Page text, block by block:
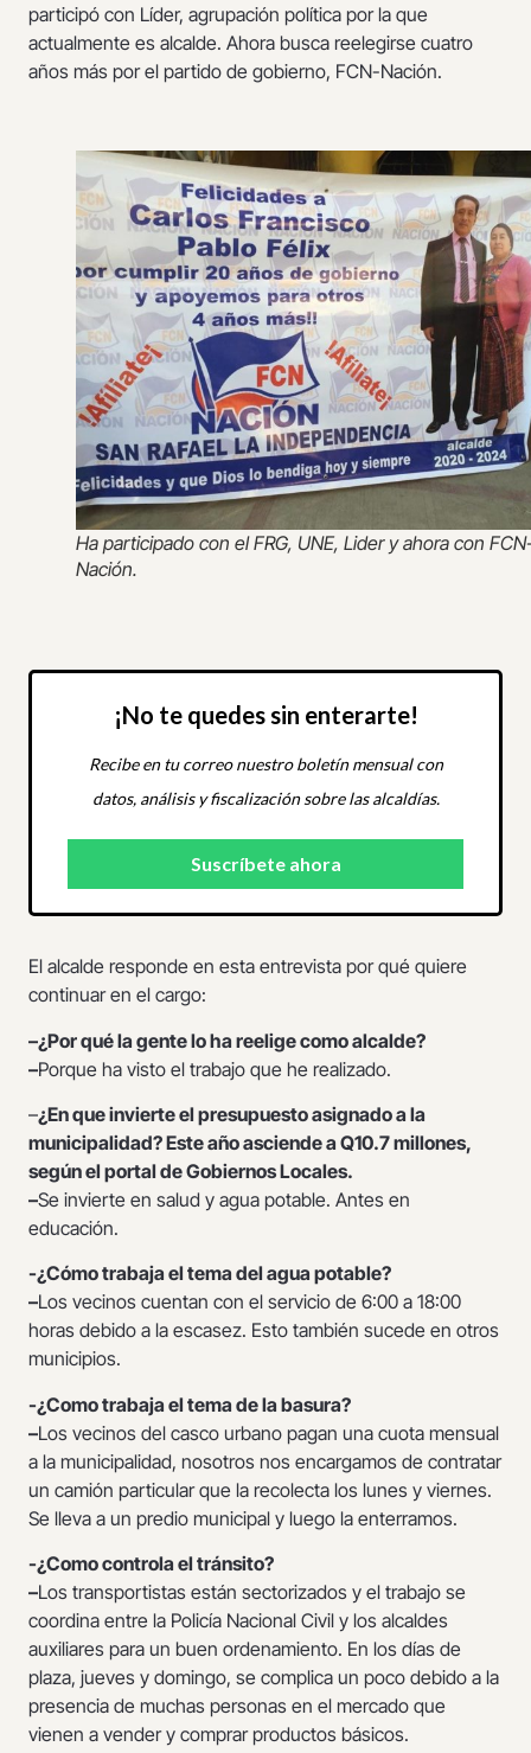
participó con Líder, agrupación política por la que
actualmente es alcalde. Ahora busca reelegirse cuatro
años más por el partido de gobierno, FCN-Nación.
Ha participado con el FRG, UNE, Lider y ahora con
Nación.
¡No te quedes sin enterarte!
Recibe en tu correo nuestro boletín mensual con
datos, análisis y fiscalización sobre las alcaldías.
El alcalde responde en esta entrevista por qué quiere
continuar en el cargo:
–¿Por qué la gente lo ha reelige como alcalde?
–Porque ha visto el trabajo que he realizado.
–¿En que invierte el presupuesto asignado a la
municipalidad? Este año asciende a Q10.7 millones,
según el portal de Gobiernos Locales.
–Se invierte en salud y agua potable. Antes en
educación.
-¿Cómo trabaja el tema del agua potable?
­–Los vecinos cuentan con el servicio de 6:00 a 18:00
horas debido a la escasez. Esto también sucede en otros
municipios.
-¿Como trabaja el tema de la basura?
–Los vecinos del casco urbano pagan una cuota mensual
a la municipalidad, nosotros nos encargamos de contratar
un camión particular que la recolecta los lunes y viernes.
Se lleva a un predio municipal y luego la enterramos.
-¿Como controla el tránsito?
­–Los transportistas están sectorizados y el trabajo se
coordina entre la Policía Nacional Civil y los alcaldes
auxiliares para un buen ordenamiento. En los días de
plaza, jueves y domingo, se complica un poco debido a la
presencia de muchas personas en el mercado que
vienen a vender y comprar productos básicos.